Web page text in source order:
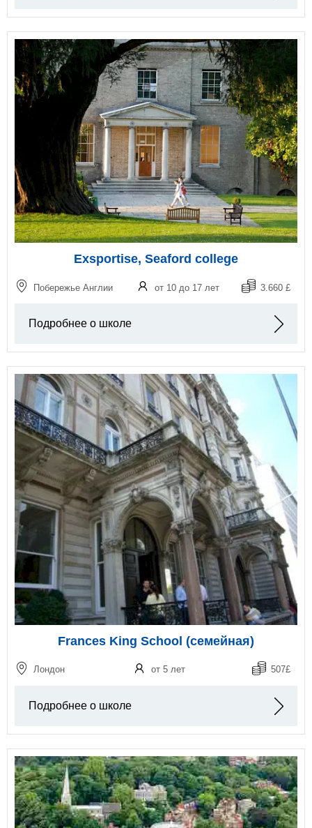
Exsportise, Seaford college
Побережье Англии от 10 до 17 лет 3.660 £
Подробнее о школе
Frances King School (семейная)
Лондон от 5 лет 507£
Подробнее о школе